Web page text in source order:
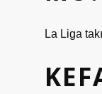
La Liga